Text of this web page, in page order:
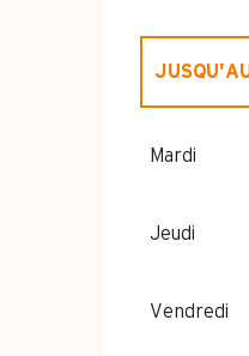
Mardi
Jeudi
Vendredi